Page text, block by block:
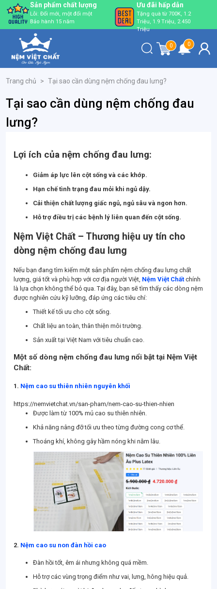
Ưu đãi hấp dẫn
Tặng quà từ 700K, 1.2
Triệu, 1.9 Triệu, 2.450
Triệu
Trải nghiệm tuyệt
vời
3 đêm nằm thử. Đổi trả
nếu không thích
0 0
Trang chủ > Tại sao cần dùng nệm chống đau lưng?
Tại sao cần dùng nệm chống đau
lưng?
Lợi ích của nệm chống đau lưng:
Giảm áp lực lên cột sống và các khớp.
Hạn chế tình trạng đau mỏi khi ngủ dậy.
Cải thiện chất lượng giấc ngủ, ngủ sâu và ngon hơn.
Hỗ trợ điều trị các bệnh lý liên quan đến cột sống.
Nệm Việt Chất – Thương hiệu uy tín cho
dòng nệm chống đau lưng
Nếu bạn đang tìm kiếm một sản phẩm nệm chống đau lưng chất
lượng, giá tốt và phù hợp với cơ địa người Việt, Nệm Việt Chất chính
là lựa chọn không thể bỏ qua. Tại đây, bạn sẽ tìm thấy các dòng nệm
được nghiên cứu kỹ lưỡng, đáp ứng các tiêu chí:
Thiết kế tối ưu cho cột sống.
Chất liệu an toàn, thân thiện môi trường.
Sản xuất tại Việt Nam với tiêu chuẩn cao.
Một số dòng nệm chống đau lưng nổi bật tại Nệm Việt
Chất:
1. Nệm cao su thiên nhiên nguyên khối
https://nemvietchat.vn/san-pham/nem-cao-su-thien-nhien
Được làm từ 100% mủ cao su thiên nhiên.
Khả năng nâng đỡ tối ưu theo từng đường cong cơ thể.
Thoáng khí, không gây hầm nóng khi nằm lâu.
2. Nệm cao su non đàn hồi cao
Đàn hồi tốt, êm ái nhưng không quá mềm.
Hỗ trợ các vùng trọng điểm như vai, lưng, hông hiệu quả.